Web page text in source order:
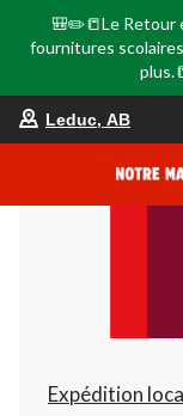
🎒✏️📒Le Retour
fournitures
Leduc, AB
Expédition